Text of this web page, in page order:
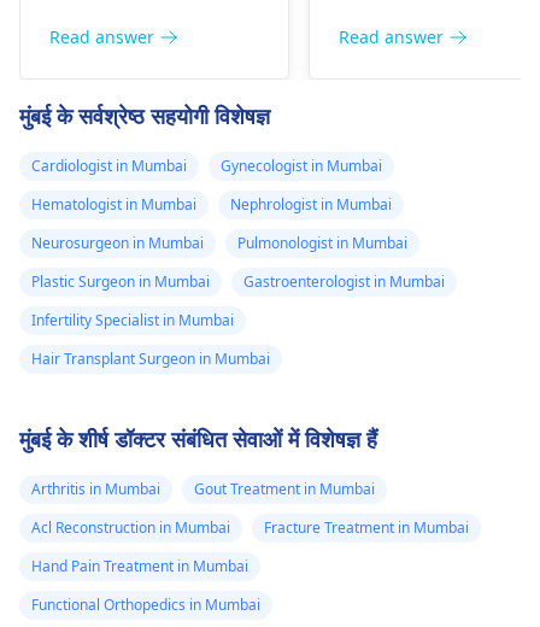
इसे कम करने में मदद के लिए,
कर सकते हैं और हीटिंग पैड का
भावना बनी रहे, तो हमसे मिलने
आएँ।हड्डी शल्य चिकित्सक.
Read answer
लें और यदि आवश्यक हो तो
इसलिए किसी से जांच
Read answer
मुंबई के सर्वश्रेष्ठ सहयोगी विशेषज्ञ
Cardiologist in Mumbai
Gynecologist in Mumbai
Hematologist in Mumbai
Nephrologist in Mumbai
Neurosurgeon in Mumbai
Pulmonologist in Mumbai
Plastic Surgeon in Mumbai
Gastroenterologist in Mumbai
Infertility Specialist in Mumbai
Hair Transplant Surgeon in Mumbai
मुंबई के शीर्ष डॉक्टर संबंधित सेवाओं में विशेषज्ञ हैं
Arthritis in Mumbai
Gout Treatment in Mumbai
Acl Reconstruction in Mumbai
Fracture Treatment in Mumbai
Hand Pain Treatment in Mumbai
Functional Orthopedics in Mumbai